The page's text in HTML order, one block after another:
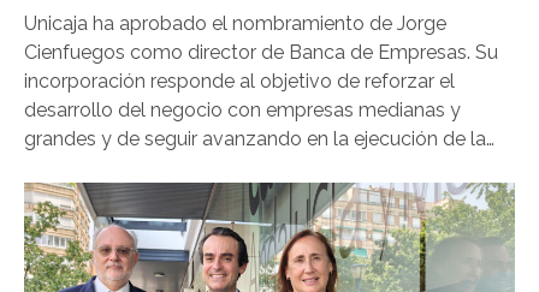
Unicaja ha aprobado el nombramiento de Jorge
Cienfuegos como director de Banca de Empresas. Su
incorporación responde al objetivo de reforzar el
desarrollo del negocio con empresas medianas y
grandes y de seguir avanzando en la ejecución de la